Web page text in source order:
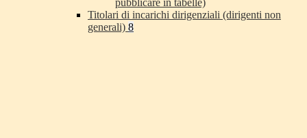
pubblicare in tabelle)
Titolari di incarichi dirigenziali (dirigenti non
generali) 8